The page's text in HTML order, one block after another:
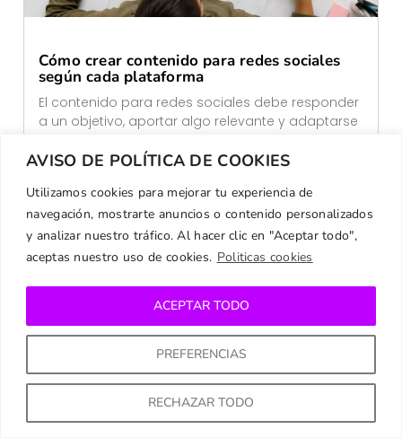
AVISO DE POLÍTICA DE COOKIES
Utilizamos cookies para mejorar tu experiencia de
navegación, mostrarte anuncios o contenido personalizados
y analizar nuestro tráfico. Al hacer clic en "Aceptar todo",
aceptas nuestro uso de cookies. Politicas cookies
PREFERENCIAS
RECHAZAR TODO
ACEPTAR TODO
Cómo crear contenido para redes sociales
según cada plataforma
El contenido para redes sociales debe responder
a un objetivo, aportar algo relevante y adaptarse
Leer Más
Marketing de Contenidos